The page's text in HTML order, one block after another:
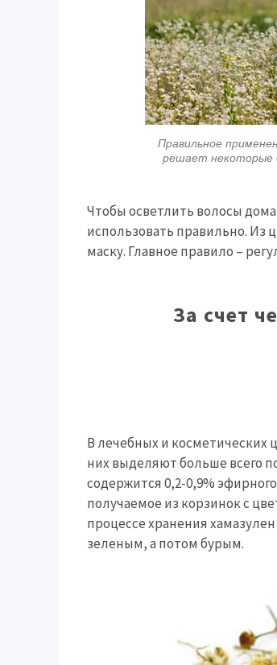
Правильное
решает некоторые
Чтобы осветлить волосы
использовать правильно. Из
маску. Главное правило –
За счет
В лечебных и косметических
них выделяют больше всего
содержится 0,2-0,9%
получаемое из корзинок с
процессе хранения
зеленым, а потом бурым.